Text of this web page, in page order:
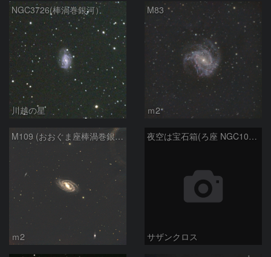
NGC3726(棒渦巻銀河）
川越の星
M83
ｍ2
M109 (おおぐま座棒渦巻銀河）
ｍ2
夜空は宝石箱(ろ座 NGC1097) Seestar50
サザンクロス